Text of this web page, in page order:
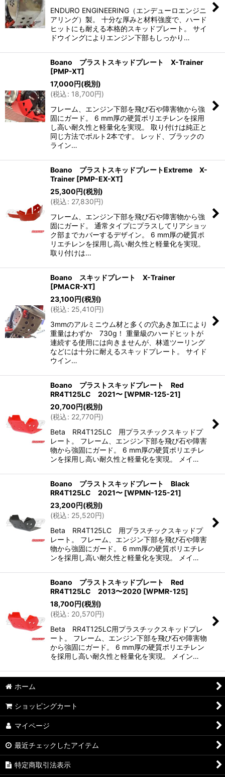
ENDURO ENGINEERING（エンデューロエンジニ
アリング）製。 十分な厚みと材料強度で、ハード
ヒットにも耐える本格的スキッドプレート。 サイ
ドウイングによりエンジン下部もしっかり…
Boano プラストスキッドプレート X-Trainer
[PMP-XT]
17,000円(税別)
(税込: 18,700円)
フレーム、エンジン下部を飛び石や障害物から強
固にガード。 6 mm厚の硬質ポリエチレンを採用
し高い耐久性と軽量化を実現。 取り付けは純正と
同じ方法でボルト2本です。 レッド、ブラックの
ライン…
Boano プラストスキッドプレートExtreme X-
Trainer [PMP-EX-XT]
25,300円(税別)
(税込: 27,830円)
フレーム、エンジン下部を飛び石や障害物から強
固にガード。 通常タイプにプラスしてリアショッ
ク部までカバーするデザイン。 6 mm厚の硬質ポ
リエチレンを採用し高い耐久性と軽量化を実現。
取り付けは…
Boano スキッドプレート X-Trainer
[PMACR-XT]
23,100円(税別)
(税込: 25,410円)
3mmのアルミニウム材と多くの穴あき加工により
重量はわずか 730g！ 重量級のハードヒットが
連続する使用には向きませんが、林道ツーリング
などには十分に耐えるスキッドプレート。 サイド
ウイン…
Boano プラストスキッドプレート Red
RR4T125LC 2021〜 [WPMR-125-21]
20,700円(税別)
(税込: 22,770円)
Beta RR4T125LC 用プラスチックスキッドプ
レート。 フレーム、エンジン下部を飛び石や障害
物から強固にガード。 6 mm厚の硬質ポリエチレ
ンを採用し高い耐久性と軽量化を実現。 メイ…
Boano プラストスキッドプレート Black
RR4T125LC 2021〜 [WPMN-125-21]
23,200円(税別)
(税込: 25,520円)
Beta RR4T125LC 用プラスチックスキッドプ
レート。 フレーム、エンジン下部を飛び石や障害
物から強固にガード。 6 mm厚の硬質ポリエチレ
ンを採用し高い耐久性と軽量化を実現。 メイ…
Boano プラストスキッドプレート Red
RR4T125LC 2013〜2020 [WPMR-125]
18,700円(税別)
(税込: 20,570円)
Beta RR4T125LC用プラスチックスキッドプレ
ート。 フレーム、エンジン下部を飛び石や障害物
から強固にガード。 6 mm厚の硬質ポリエチレン
を採用し高い耐久性と軽量化を実現。 メイン…
ホーム
ショッピングカート
マイページ
最近チェックしたアイテム
特定商取引法表示